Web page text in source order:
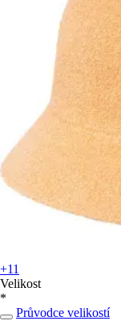
+11
Velikost
*
Průvodce velikostí